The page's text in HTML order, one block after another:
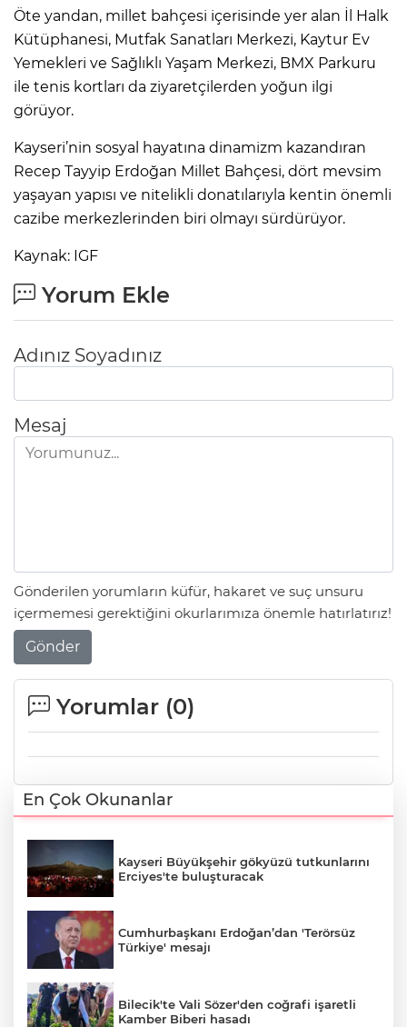
Öte yandan, millet bahçesi içerisinde yer alan İl Halk
Kütüphanesi, Mutfak Sanatları Merkezi, Kaytur Ev
Yemekleri ve Sağlıklı Yaşam Merkezi, BMX Parkuru
ile tenis kortları da ziyaretçilerden yoğun ilgi
görüyor.
Kayseri’nin sosyal hayatına dinamizm kazandıran
Recep Tayyip Erdoğan Millet Bahçesi, dört mevsim
yaşayan yapısı ve nitelikli donatılarıyla kentin önemli
cazibe merkezlerinden biri olmayı sürdürüyor.
Kaynak: IGF
Yorum Ekle
Adınız Soyadınız
Mesaj
Gönderilen yorumların küfür, hakaret ve suç unsuru
içermemesi gerektiğini okurlarımıza önemle hatırlatırız!
Gönder
Yorumlar (0)
En Çok Okunanlar
Kayseri Büyükşehir gökyüzü tutkunlarını
Erciyes'te buluşturacak
Cumhurbaşkanı Erdoğan’dan 'Terörsüz
Türkiye' mesajı
Bilecik'te Vali Sözer'den coğrafi işaretli
Kamber Biberi hasadı